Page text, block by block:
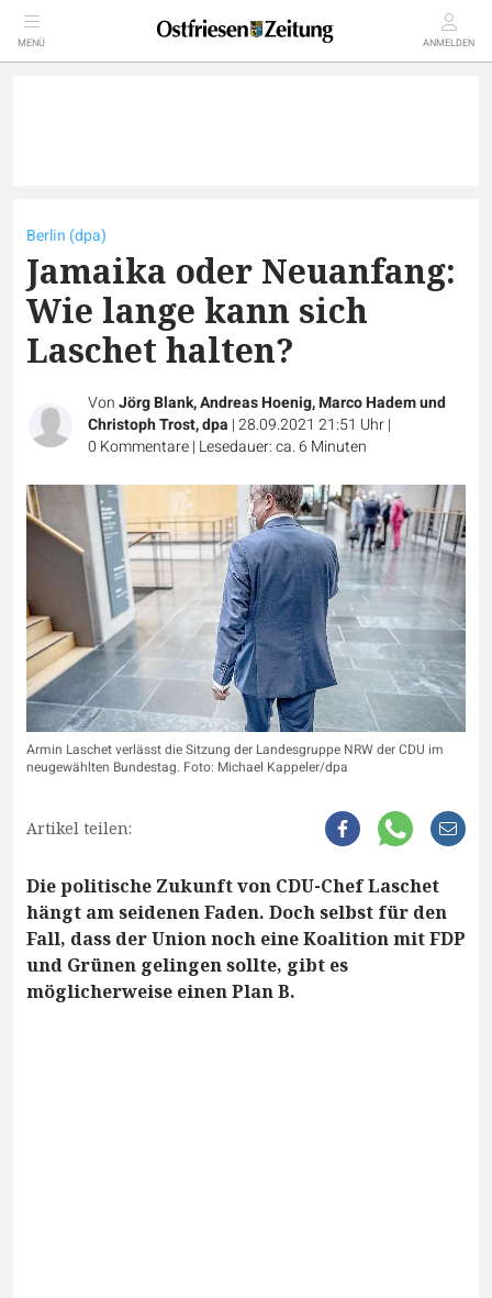
MENÜ ANMELDEN
Berlin (dpa)
Jamaika oder Neuanfang:
Wie lange kann sich
Laschet halten?
VonJörg Blank, Andreas Hoenig, Marco Hadem und
Christoph Trost, dpa |28.09.2021 21:51 Uhr|
0 Kommentare| Lesedauer: ca. 6 Minuten
Armin Laschet verlässt die Sitzung der Landesgruppe NRW der CDU im
neugewählten Bundestag. Foto: Michael Kappeler/dpa
Artikel teilen:
Die politische Zukunft von CDU-Chef Laschet
hängt am seidenen Faden. Doch selbst für den
Fall, dass der Union noch eine Koalition mit FDP
und Grünen gelingen sollte, gibt es
möglicherweise einen Plan B.